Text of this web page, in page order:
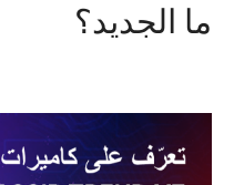
ما الجديد؟